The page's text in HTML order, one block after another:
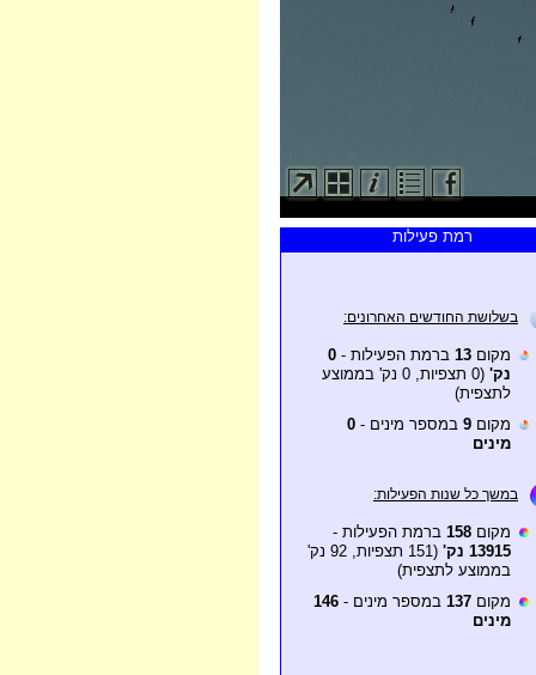
רמת פעילות
בשלושת החודשים האחרונים:
מקום 13 ברמת הפעילות - 0
נק'
(0 תצפיות, 0 נק' בממוצע
לתצפית)
מקום 9 במספר מינים - 0
מינים
במשך כל שנות הפעילות:
מקום 158 ברמת הפעילות -
13915 נק'
(151 תצפיות, 92 נק'
בממוצע לתצפית)
מקום 137 במספר מינים - 146
מינים